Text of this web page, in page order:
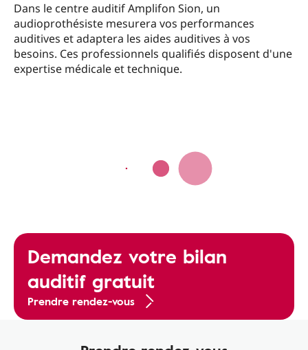
Dans le centre auditif Amplifon Sion, un
audioprothésiste mesurera vos performances
auditives et adaptera les aides auditives à vos
besoins. Ces professionnels qualifiés disposent d'une
expertise médicale et technique.
Demandez votre bilan
auditif gratuit
Prendre rendez-vous